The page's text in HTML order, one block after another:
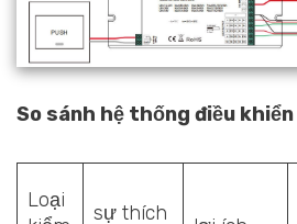
So sánh hệ thống điều khiển
Loại
sự thích